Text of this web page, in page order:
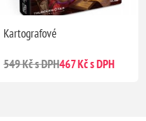
Kartografové
549 Kč s DPH467 Kč s DPH